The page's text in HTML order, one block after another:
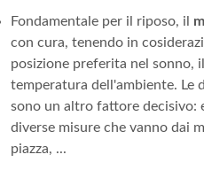
Fondamentale per il riposo, il
con cura, tenendo in
posizione preferita nel sonno,
temperatura dell'ambiente. Le
sono un altro fattore decisivo:
diverse misure che vanno dai
piazza, ...